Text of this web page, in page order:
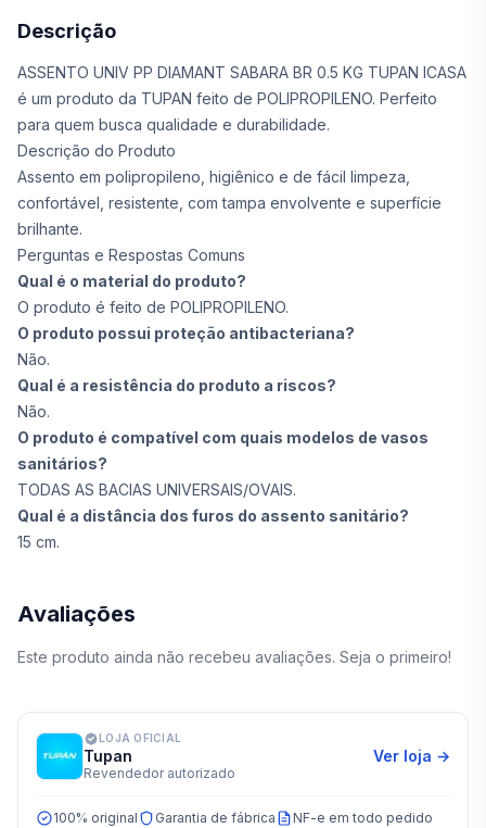
Descrição
ASSENTO UNIV PP DIAMANT SABARA BR 0.5 KG TUPAN ICASA
é um produto da TUPAN feito de POLIPROPILENO. Perfeito
para quem busca qualidade e durabilidade.
Descrição do Produto
Assento em polipropileno, higiênico e de fácil limpeza,
confortável, resistente, com tampa envolvente e superfície
brilhante.
Perguntas e Respostas Comuns
Qual é o material do produto?
O produto é feito de POLIPROPILENO.
O produto possui proteção antibacteriana?
Não.
Qual é a resistência do produto a riscos?
Não.
O produto é compatível com quais modelos de vasos
sanitários?
TODAS AS BACIAS UNIVERSAIS/OVAIS.
Qual é a distância dos furos do assento sanitário?
15 cm.
Avaliações
Este produto ainda não recebeu avaliações. Seja o primeiro!
LOJA OFICIAL
Tupan
Revendedor autorizado
Ver loja →
100% original Garantia de fábrica NF-e em todo pedido